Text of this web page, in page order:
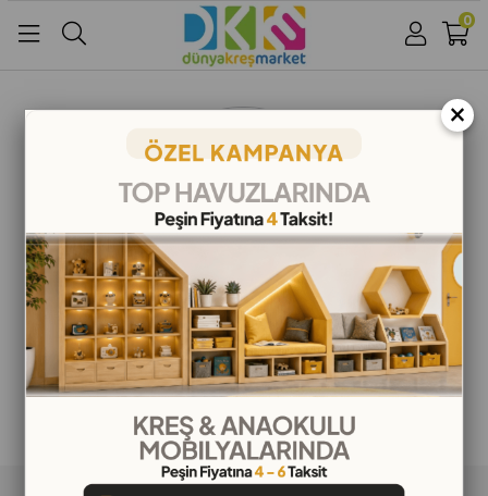
Google İle Bağlan
0
ALIŞVERİŞ BİLGİLERİ
×